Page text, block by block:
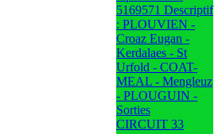
5169571 Descriptif
: PLOUVIEN -
Croaz Eugan -
Kerdalaes - St
Urfold - COAT-
MEAL - Mengleuz
- PLOUGUIN -
Sorties
CIRCUIT 33